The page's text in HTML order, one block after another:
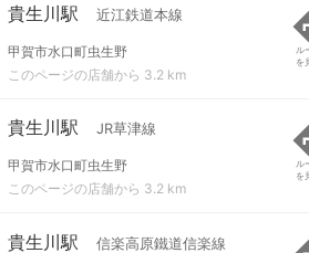
貴生川駅 近江鉄道本線
甲賀市水口町虫生野
このページの店舗から 3.2 km
ル
を
貴生川駅 JR草津線
甲賀市水口町虫生野
このページの店舗から 3.2 km
ル
を
貴生川駅 信楽高原鐵道信楽線